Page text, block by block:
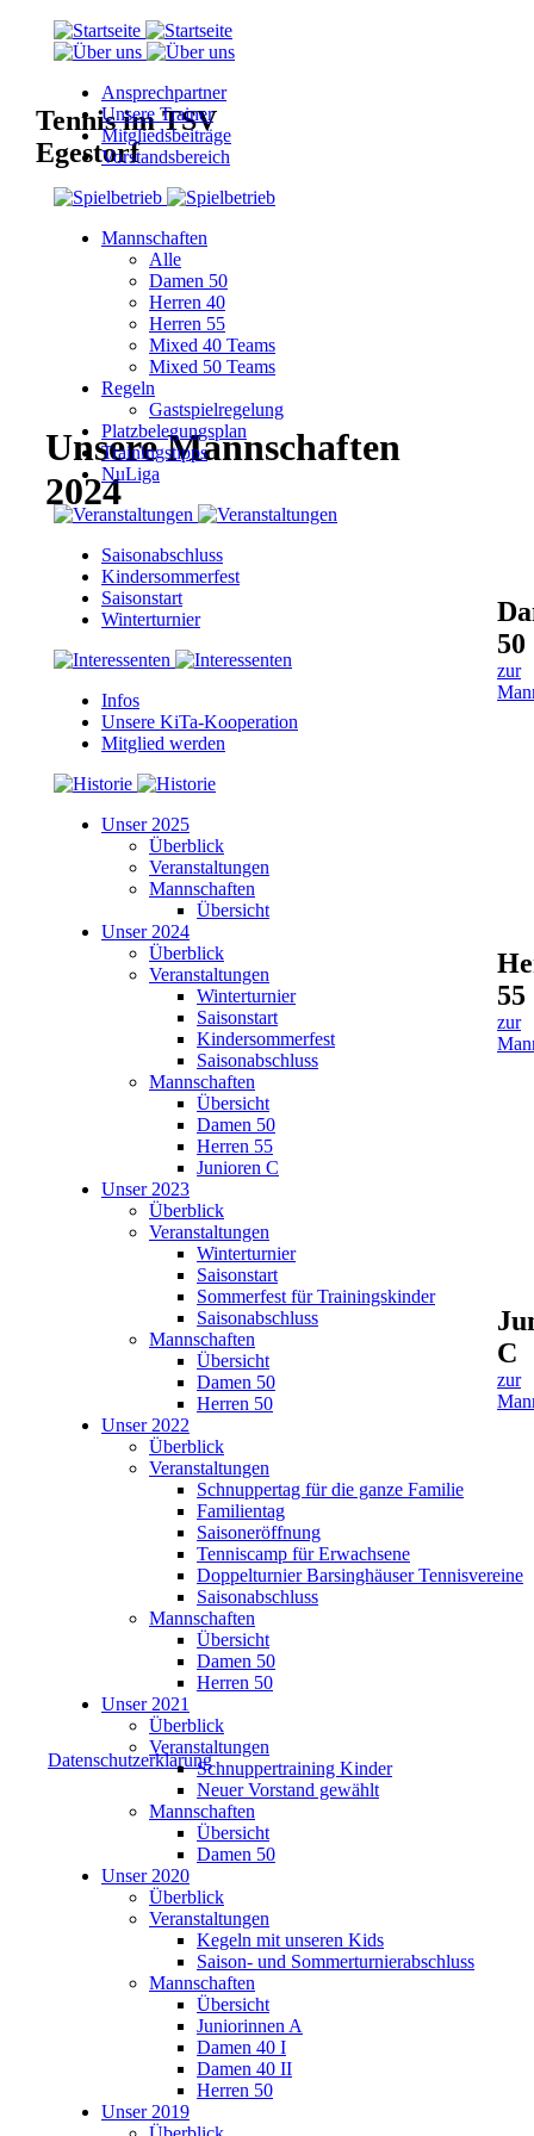
Datenschutzerklärung
Tennis im TSV
Egestorf
Unsere Mannschaften
2024
50
zur
55
zur
C
zur
Ansprechpartner
Unsere Trainer
Mitgliedsbeiträge
Vorstandsbereich
Mannschaften
Alle
Damen 50
Herren 40
Herren 55
Mixed 40 Teams
Mixed 50 Teams
Regeln
Gastspielregelung
Platzbelegungsplan
Trainingstipps
NuLiga
Saisonabschluss
Kindersommerfest
Saisonstart
Winterturnier
Infos
Unsere KiTa-Kooperation
Mitglied werden
Unser 2025
Überblick
Veranstaltungen
Mannschaften
Übersicht
Unser 2024
Überblick
Veranstaltungen
Winterturnier
Saisonstart
Kindersommerfest
Saisonabschluss
Mannschaften
Übersicht
Damen 50
Herren 55
Junioren C
Unser 2023
Überblick
Veranstaltungen
Winterturnier
Saisonstart
Sommerfest für Trainingskinder
Saisonabschluss
Mannschaften
Übersicht
Damen 50
Herren 50
Unser 2022
Überblick
Veranstaltungen
Schnuppertag für die ganze Familie
Familientag
Saisoneröffnung
Tenniscamp für Erwachsene
Doppelturnier Barsinghäuser Tennisvereine
Saisonabschluss
Mannschaften
Übersicht
Damen 50
Herren 50
Unser 2021
Überblick
Veranstaltungen
Schnuppertraining Kinder
Neuer Vorstand gewählt
Mannschaften
Übersicht
Damen 50
Unser 2020
Überblick
Veranstaltungen
Kegeln mit unseren Kids
Saison- und Sommerturnierabschluss
Mannschaften
Übersicht
Juniorinnen A
Damen 40 I
Damen 40 II
Herren 50
Unser 2019